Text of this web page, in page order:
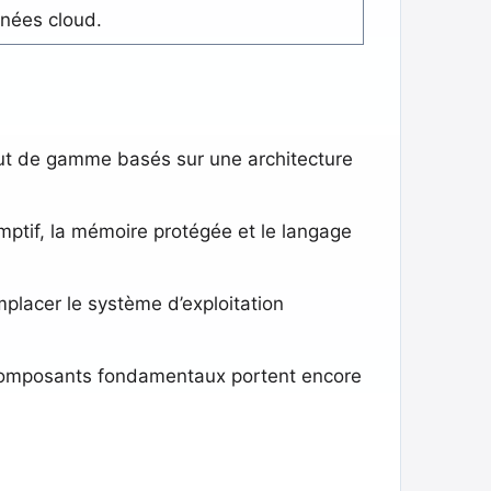
cloud.
de gamme basés sur une architecture
la mémoire protégée et le langage
le système d’exploitation
fondamentaux portent encore